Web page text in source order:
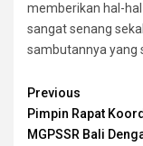
memberikan hal-
sangat senang
sambutannya yang
Continue
Reading
Previous
Pimpin Rapat
MGPSSR Bali